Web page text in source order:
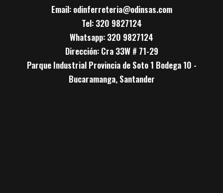
Email: odinferreteria@odinsas.com
Tel: 320 9827124
Whatsapp: 320 9827124
Dirección: Cra 33W # 71-29
Parque Industrial Provincia de Soto 1 Bodega 10 -
Bucaramanga, Santander